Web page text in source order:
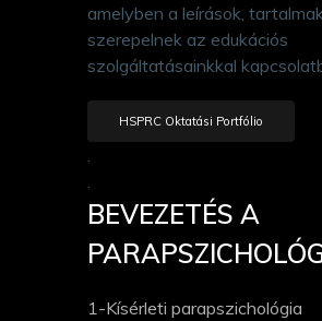
amelyben a leírások,
szerepelnek az edukációs
szolgáltatásainkkal
HSPRC Oktatási Portfólio
BEVEZETÉS A
1-Kísérleti parapszichológia